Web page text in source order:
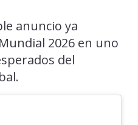
anuncio ya
2026 en uno
del